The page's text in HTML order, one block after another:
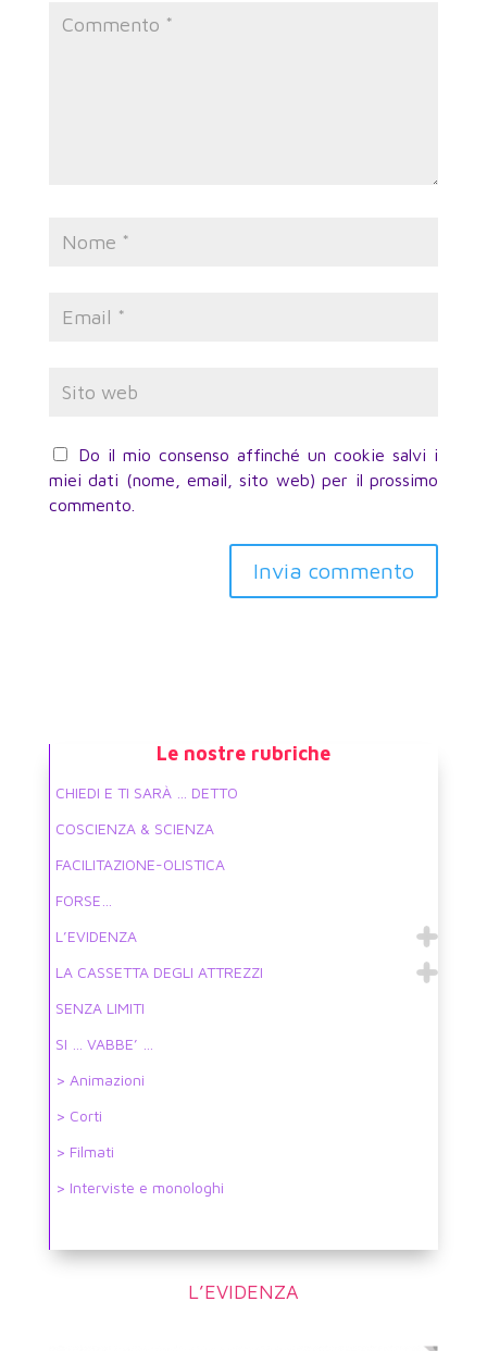
Do il mio consenso affinché un cookie salvi i
miei dati (nome, email, sito web) per il prossimo
commento.
Invia commento
Le nostre rubriche
CHIEDI E TI SARÀ … DETTO
COSCIENZA & SCIENZA
FACILITAZIONE-OLISTICA
FORSE…
L’EVIDENZA
LA CASSETTA DEGLI ATTREZZI
SENZA LIMITI
SI … VABBE’ …
> Animazioni
> Corti
> Filmati
> Interviste e monologhi
L’EVIDENZA